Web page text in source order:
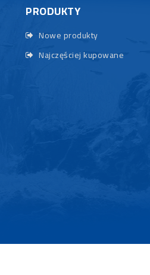
PRODUKTY
Nowe produkty
Najczęściej kupowane